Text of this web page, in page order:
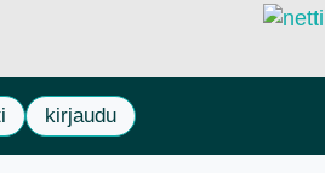
kirjaudu